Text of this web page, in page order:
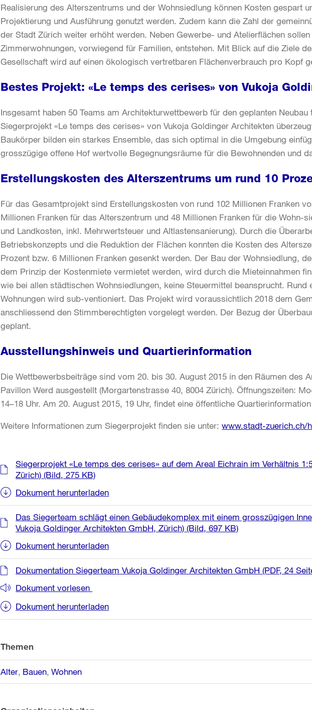
Realisierung des Alterszentrums und der Wohnsiedlung können Kosten gespart
Projektierung und Ausführung genutzt werden. Zudem kann die Zahl der
der Stadt Zürich weiter erhöht werden. Neben Gewerbe- und Atelierflächen
Zimmerwohnungen, vorwiegend für Familien, entstehen. Mit Blick auf die Ziele
Gesellschaft wird auf einen ökologisch vertretbaren Flächenverbrauch pro Kopf
Bestes Projekt: «Le temps des cerises» von Vukoja
Insgesamt haben 50 Teams am Architekturwettbewerb für den geplanten Neubau
Siegerprojekt «Le temps des cerises» von Vukoja Goldinger Architekten
Baukörper bilden ein starkes Ensemble, das sich optimal in die Umgebung
grosszügige offene Hof wertvolle Begegnungsräume für die Bewohnenden und
Erstellungskosten des Alterszentrums um rund 10
Für das Gesamtprojekt sind Erstellungskosten von rund 102 Millionen Franken
Millionen Franken für das Alterszentrum und 48 Millionen Franken für die Wohn-
und Landkosten, inkl. Mehrwertsteuer und Altlastensanierung). Durch die
Betriebskonzepts und die Reduktion der Flächen konnten die Kosten des
Prozent bzw. 6 Millionen Franken gesenkt werden. Der Bau der Wohnsiedlung,
dem Prinzip der Kostenmiete vermietet werden, wird durch die Mieteinnahmen
wie bei allen städtischen Wohnsiedlungen, keine Steuermittel beansprucht. Rund
Wohnungen wird sub-ventioniert. Das Projekt wird voraussichtlich 2018 dem
anschliessend den Stimmberechtigten vorgelegt werden. Der Bezug der
geplant.
Ausstellungshinweis und Quartierinformation
Die Wettbewerbsbeiträge sind vom 20. bis 30. August 2015 in den Räumen des
Pavillon Werd ausgestellt (Morgartenstrasse 40, 8004 Zürich). Öffnungszeiten:
14–18 Uhr. Am 20. August 2015, 19 Uhr, findet eine öffentliche
Weitere Informationen zum Siegerprojekt finden sie unter:www.stadt-zuerich.ch/
Weitere
Informationen
Siegerprojekt «Le temps des cerises» auf dem Areal Eichrain im Verhältnis
Zürich) (Bild, 275 KB)
Dokument herunterladen
Das Siegerteam schlägt einen Gebäudekomplex mit einem grosszügigen
Vukoja Goldinger Architekten GmbH, Zürich) (Bild, 697 KB)
Dokument herunterladen
Dokumentation Siegerteam Vukoja Goldinger Architekten GmbH (PDF, 24
Dokument vorlesen
Dokument herunterladen
Themen
Alter Bauen Wohnen